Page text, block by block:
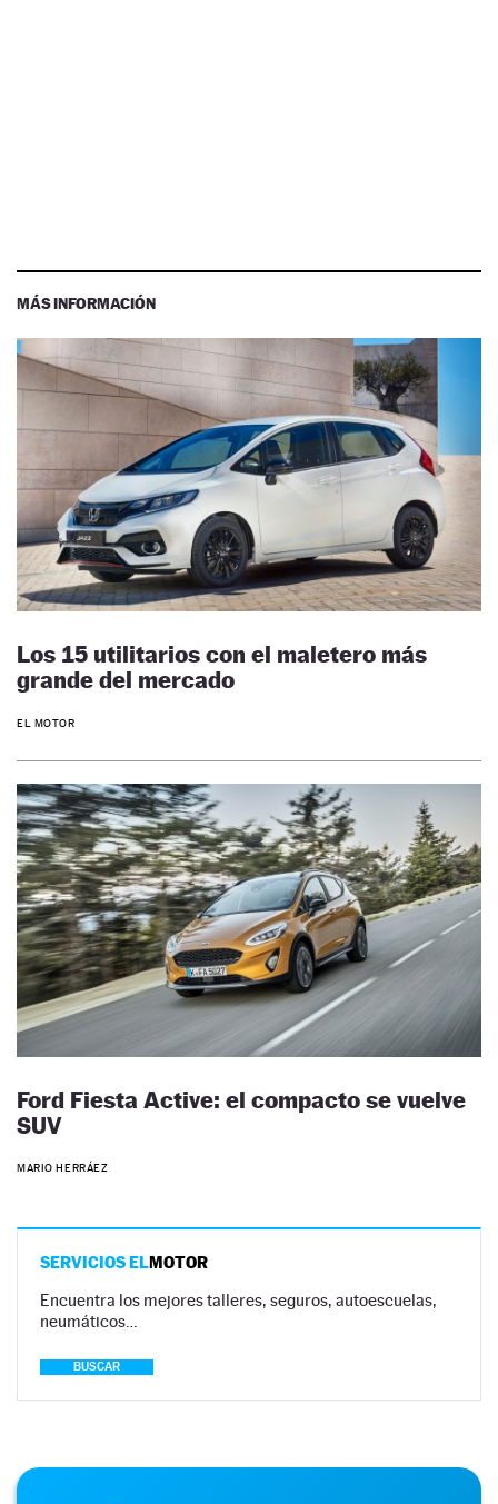
MÁS INFORMACIÓN
Los 15 utilitarios con el maletero más
grande del mercado
EL MOTOR
Ford Fiesta Active: el compacto se vuelve
SUV
MARIO HERRÁEZ
SERVICIOS ELMOTOR
Encuentra los mejores talleres, seguros, autoescuelas,
neumáticos…
BUSCAR